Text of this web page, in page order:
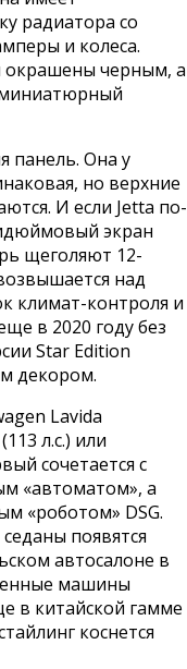
радиатора со
и колеса.
окрашены черным, а
панель. Она у
но верхние
И если Jetta по-
экран
щеголяют 12-
над
климат-контроля и
в 2020 году без
Star Edition
декором.
Lavida
л.с.) или
сочетается с
«автоматом», а
«роботом» DSG.
появятся
автосалоне в
машины
в китайской гамме
коснется